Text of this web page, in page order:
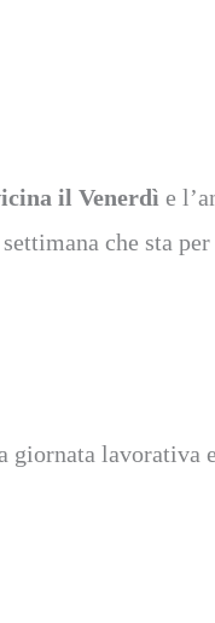
il Venerdì e
che sta
lavorativa